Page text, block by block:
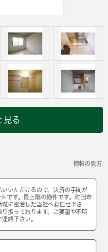
見る
情報の見方
いただけるので、決済の手間が
です。最上階の物件です。町田市
に密着した当社へお任せ下さ
扱っております。ご要望や不明
絡下さい。